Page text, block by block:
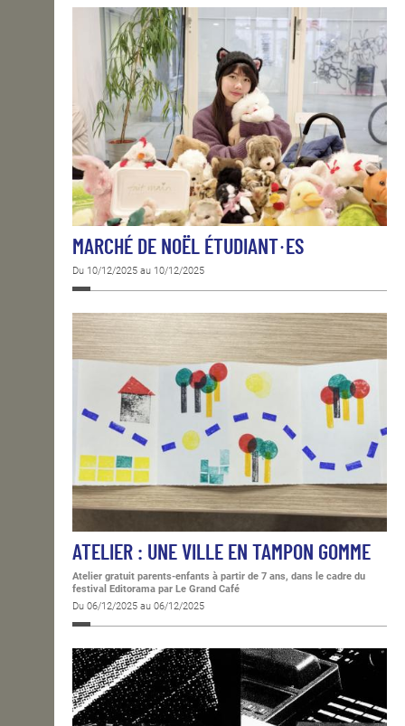
MARCHÉ DE NOËL ÉTUDIANT·ES
Du 10/12/2025 au 10/12/2025
ATELIER : UNE VILLE EN TAMPON GOMME
Atelier gratuit parents-enfants à partir de 7 ans, dans le cadre du
festival Editorama par Le Grand Café
Du 06/12/2025 au 06/12/2025